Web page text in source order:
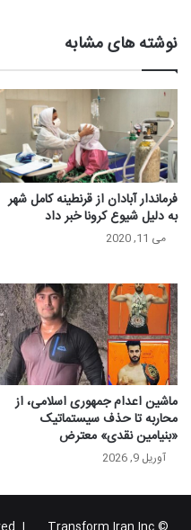
نوشته های مشابه
فرماندار آبادان از قرنطینه کامل شهر
به دلیل شیوع کرونا خبر داد
می 11, 2020
ماشین اعدام جمهوری اسلامی، از
محاربه تا حذف سیستماتیک
«بنیامین نقدی» معترض
آوریل 9, 2026